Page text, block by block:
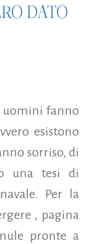
DATO
uomini fanno
esistono
sorriso, di
una tesi di
Per la
, pagina
pronte a